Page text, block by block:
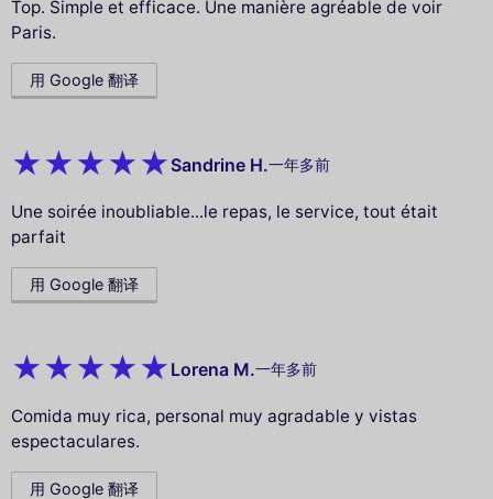
Top. Simple et efficace. Une manière agréable de voir
Paris.
用 Google 翻译
Sandrine H.一年多前
Une soirée inoubliable...le repas, le service, tout était
parfait
用 Google 翻译
Lorena M.一年多前
Comida muy rica, personal muy agradable y vistas
espectaculares.
用 Google 翻译